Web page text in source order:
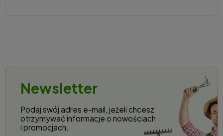
Newsletter
Podaj swój adres e-mail, jeżeli chcesz
otrzymywać informacje o nowościach
i promocjach.